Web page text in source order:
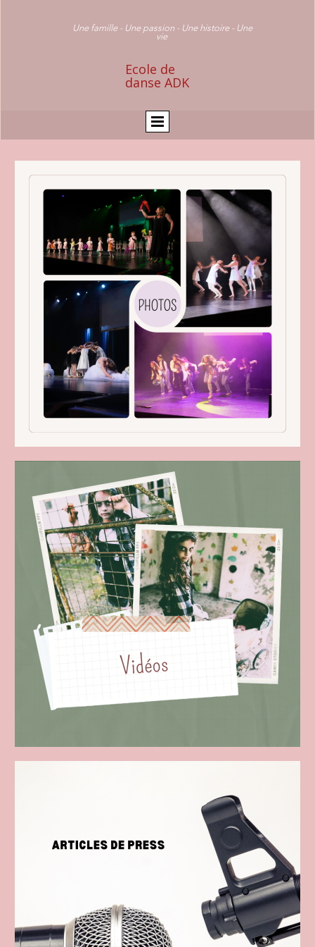
Une famille - Une passion - Une histoire - Une
vie
Ecole de
danse ADK